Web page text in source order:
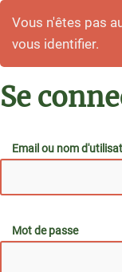
Vous n'êtes pas
vous identifier.
Se
Email ou nom
Mot de passe